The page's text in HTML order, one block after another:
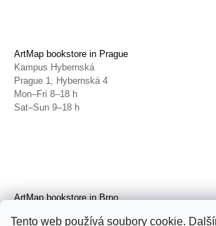
Tento web používá soubory cookie.
ArtMap bookstore in Prague
Kampus Hybernská
Prague 1, Hybernská 4
Mon–Fri 8–18 h
Sat–Sun 9–18 h
ArtMap bookstore in Brno